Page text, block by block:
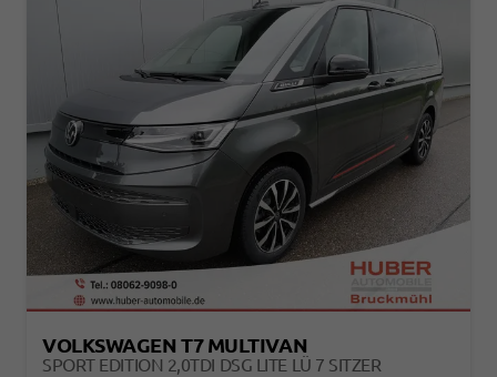
VOLKSWAGEN T7 MULTIVAN
SPORT EDITION 2,0TDI DSG LITE LÜ 7 SITZER